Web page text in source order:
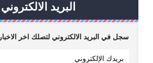
البريد الالكتروني
سجل في البريد الالكتروني لتصلك اخر الاخبار